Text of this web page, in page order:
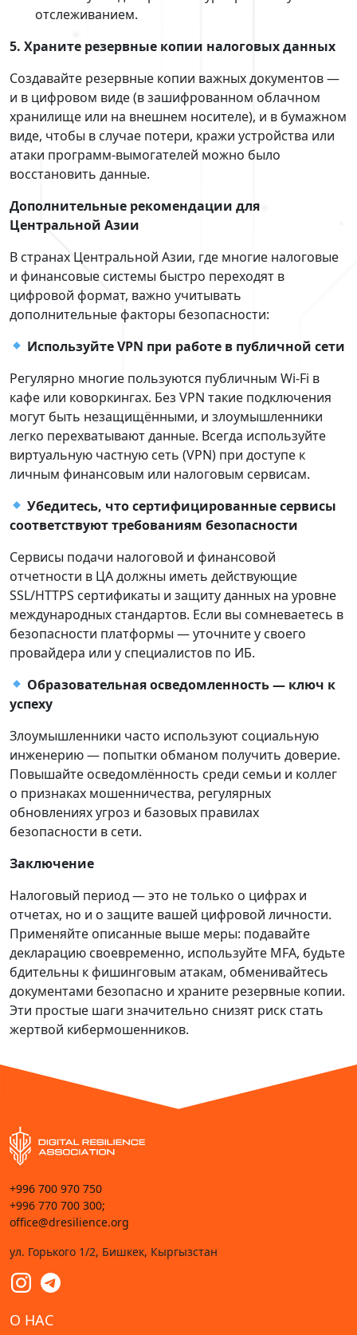
отслеживанием.
5. Храните резервные копии налоговых данных
Создавайте резервные копии важных документов —
и в цифровом виде (в зашифрованном облачном
хранилище или на внешнем носителе), и в бумажном
виде, чтобы в случае потери, кражи устройства или
атаки программ‑вымогателей можно было
восстановить данные.
Дополнительные рекомендации для
Центральной Азии
В странах Центральной Азии, где многие налоговые
и финансовые системы быстро переходят в
цифровой формат, важно учитывать
дополнительные факторы безопасности:
Используйте VPN при работе в публичной сети
Регулярно многие пользуются публичным Wi‑Fi в
кафе или коворкингах. Без VPN такие подключения
могут быть незащищёнными, и злоумышленники
легко перехватывают данные. Всегда используйте
виртуальную частную сеть (VPN) при доступе к
личным финансовым или налоговым сервисам.
Убедитесь, что сертифицированные сервисы
соответствуют требованиям безопасности
Сервисы подачи налоговой и финансовой
отчетности в ЦА должны иметь действующие
SSL/HTTPS сертификаты и защиту данных на уровне
международных стандартов. Если вы сомневаетесь в
безопасности платформы — уточните у своего
провайдера или у специалистов по ИБ.
Образовательная осведомленность — ключ к
успеху
Злоумышленники часто используют социальную
инженерию — попытки обманом получить доверие.
Повышайте осведомлённость среди семьи и коллег
о признаках мошенничества, регулярных
обновлениях угроз и базовых правилах
безопасности в сети.
Заключение
Налоговый период — это не только о цифрах и
отчетах, но и о защите вашей цифровой личности.
Применяйте описанные выше меры: подавайте
декларацию своевременно, используйте MFA, будьте
бдительны к фишинговым атакам, обменивайтесь
документами безопасно и храните резервные копии.
Эти простые шаги значительно снизят риск стать
жертвой кибермошенников.
+996 700 970 750
+996 770 700 300;
office@dresilience.org
ул. Горького 1/2, Бишкек, Кыргызстан
О НАС